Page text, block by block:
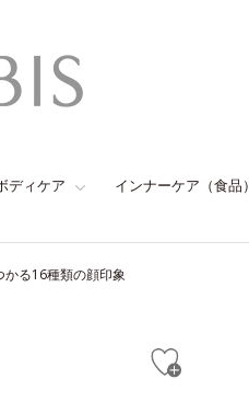
ディケア インナーケア（食品）
かる16種類の顔印象